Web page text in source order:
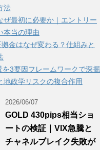
法
ぜ最初に必要か｜エントリー
本当の理由
金はなぜ変わる？仕組みと
3要因フレームワークで深掘
地政学リスクの複合作用
2026/06/07
GOLD 430pips相当ショ
ートの検証｜VIX急騰と
チャネルブレイク失敗が